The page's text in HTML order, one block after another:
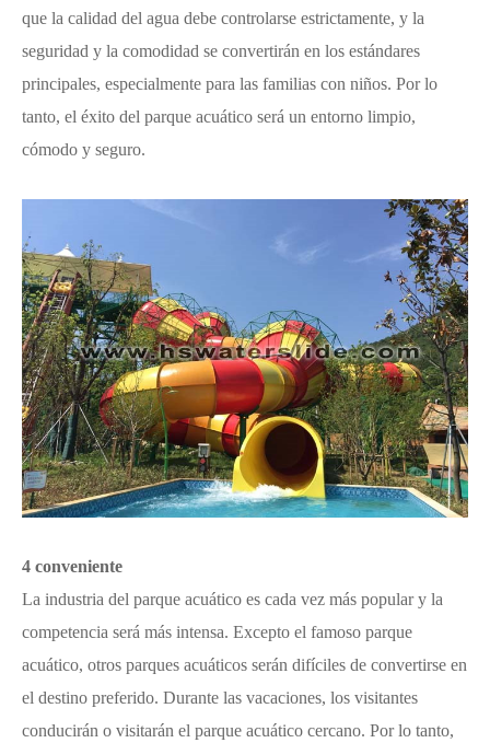
que la calidad del agua debe controlarse estrictamente, y la
seguridad y la comodidad se convertirán en los estándares
principales, especialmente para las familias con niños. Por lo
tanto, el éxito del parque acuático será un entorno limpio,
cómodo y seguro.
4 conveniente
La industria del parque acuático es cada vez más popular y la
competencia será más intensa. Excepto el famoso parque
acuático, otros parques acuáticos serán difíciles de convertirse en
el destino preferido. Durante las vacaciones, los visitantes
conducirán o visitarán el parque acuático cercano. Por lo tanto,